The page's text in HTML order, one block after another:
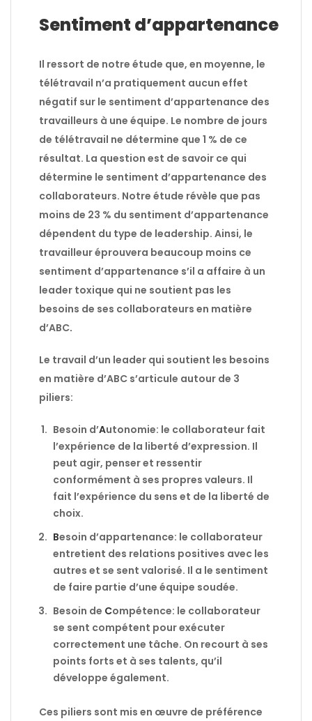
Sentiment d’appartenance
Il ressort de notre étude que, en moyenne, le
télétravail n’a pratiquement aucun effet
négatif sur le sentiment d’appartenance des
travailleurs à une équipe. Le nombre de jours
de télétravail ne détermine que 1 % de ce
résultat. La question est de savoir ce qui
détermine le sentiment d’appartenance des
collaborateurs. Notre étude révèle que pas
moins de 23 % du sentiment d’appartenance
dépendent du type de leadership. Ainsi, le
travailleur éprouvera beaucoup moins ce
sentiment d’appartenance s’il a affaire à un
leader toxique qui ne soutient pas les
besoins de ses collaborateurs en matière
d’ABC.
Le travail d’un leader qui soutient les besoins
en matière d’ABC s’articule autour de 3
piliers:
Besoin d’Autonomie: le collaborateur fait
l’expérience de la liberté d’expression. Il
peut agir, penser et ressentir
conformément à ses propres valeurs. Il
fait l’expérience du sens et de la liberté de
choix.
Besoin d’appartenance: le collaborateur
entretient des relations positives avec les
autres et se sent valorisé. Il a le sentiment
de faire partie d’une équipe soudée.
Besoin de Compétence: le collaborateur
se sent compétent pour exécuter
correctement une tâche. On recourt à ses
points forts et à ses talents, qu’il
développe également.
Ces piliers sont mis en œuvre de préférence